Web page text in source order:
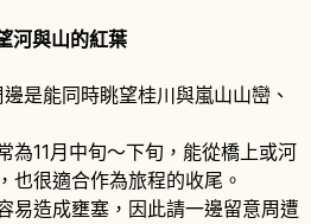
河與山的紅葉
是能同時眺望桂川與嵐山山巒、
為11月中旬～下旬，能從橋上或河
也很適合作為旅程的收尾。
易造成壅塞，因此請一邊留意周遭